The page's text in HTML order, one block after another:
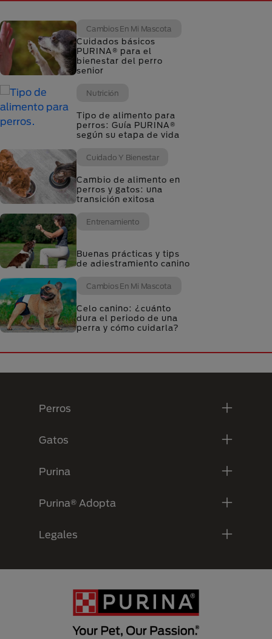
Cambios En Mi Mascota
Cuidados básicos
PURINA® para el
bienestar del perro
senior
Nutrición
Tipo de alimento para
perros: Guía PURINA®
según su etapa de vida
Cuidado Y Bienestar
Cambio de alimento en
perros y gatos: una
transición exitosa
Entrenamiento
Buenas prácticas y tips
de adiestramiento canino
Cambios En Mi Mascota
Celo canino: ¿cuánto
dura el periodo de una
perra y cómo cuidarla?
Perros
Gatos
Purina
Purina® Adopta
Legales